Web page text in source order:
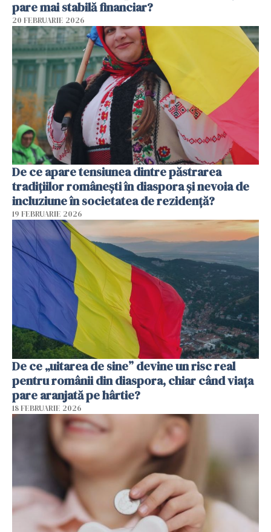
pare mai stabilă financiar?
20 FEBRUARIE 2026
De ce apare tensiunea dintre păstrarea
tradițiilor românești în diaspora și nevoia de
incluziune în societatea de rezidență?
19 FEBRUARIE 2026
De ce „uitarea de sine” devine un risc real
pentru românii din diaspora, chiar când viața
pare aranjată pe hârtie?
18 FEBRUARIE 2026